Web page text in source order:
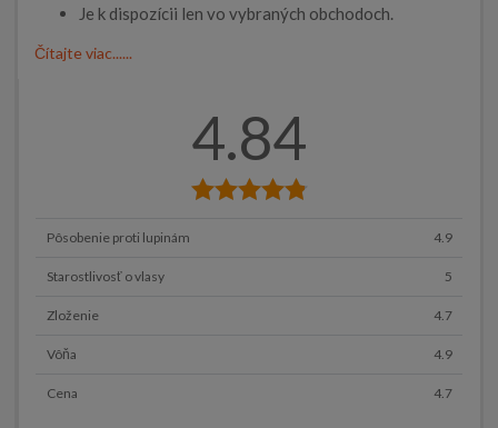
Je k dispozícii len vo vybraných obchodoch.
Čítajte viac......
4.84
Pôsobenie proti lupinám 4.9
Starostlivosť o vlasy 5
Zloženie 4.7
Vôňa 4.9
Cena 4.7